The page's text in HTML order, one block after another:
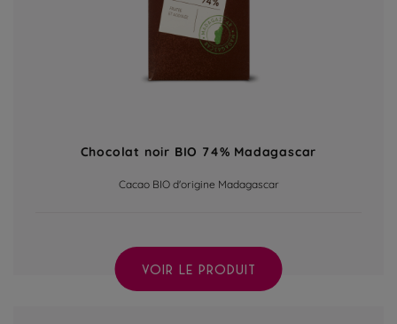
Chocolat noir BIO 74% Madagascar
Cacao BIO d'origine Madagascar
VOIR LE PRODUIT